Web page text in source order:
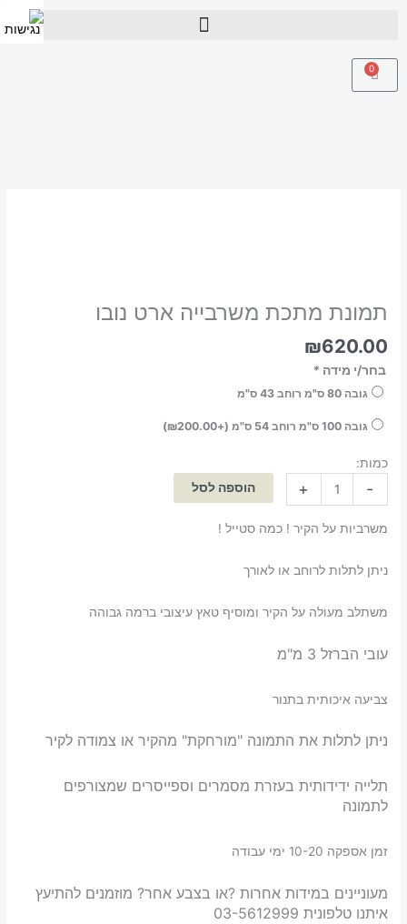
0
עגלת
קניות
תמונת מתכת משרבייה ארט נובו
₪620.00
בחר/י מידה *
גובה 80 ס"מ רוחב 43 ס"מ
גובה 100 ס"מ רוחב 54 ס"מ (+ ₪200.00
)
כמות:
-
ארט
נובו
+ הוספה לסל
משרביות על הקיר ! כמה סטייל !
ניתן לתלות לרוחב או לאורך
משתלב מעולה על הקיר ומוסיף טאץ עיצובי ברמה גבוהה
עובי הברזל 3 מ"מ
צביעה איכותית בתנור
ניתן לתלות את התמונה "מורחקת" מהקיר או צמודה לקיר
תלייה ידידותית בעזרת מסמרים וספייסרים שמצורפים
לתמונה
זמן אספקה 10-20 ימי עבודה
מעוניינים במידות אחרות ?או בצבע אחר? מוזמנים להתיעץ
איתנו טלפונית 03-5612999